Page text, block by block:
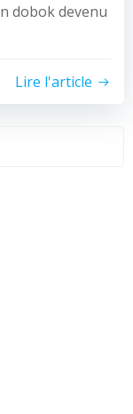
dobok devenu
Lire l'article